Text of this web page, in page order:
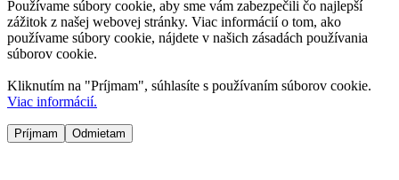
Používame súbory cookie, aby sme vám zabezpečili čo najlepší
zážitok z našej webovej stránky. Viac informácií o tom, ako
používame súbory cookie, nájdete v našich zásadách používania
súborov cookie.
Kliknutím na "Príjmam", súhlasíte s používaním súborov cookie.
Viac informácií.
Príjmam Odmietam